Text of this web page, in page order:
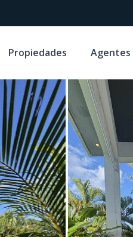
Propiedades Agentes